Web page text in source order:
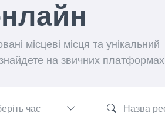
місцеві місця та унікальний
на звичних платформах